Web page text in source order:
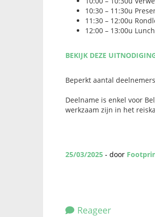
10:30 – 11:30u
11:30 – 12:00u
12:00 – 13:00u
BEKIJK DEZE
Beperkt aantal
Deelname is enkel voor
werkzaam zijn in het
25/03/2025 - door
Reageer